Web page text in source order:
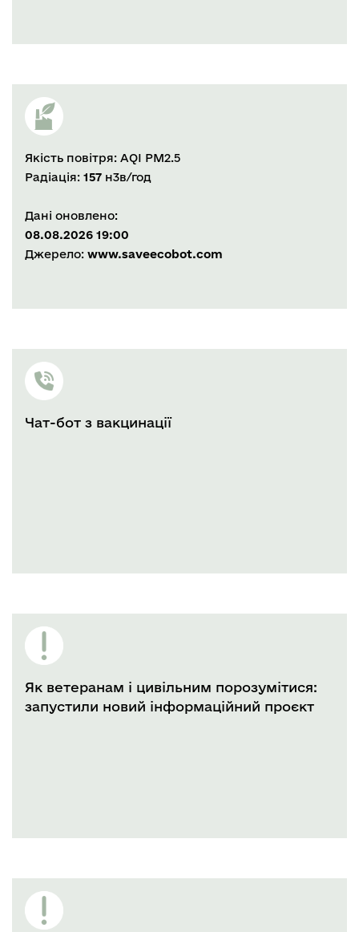
Якість повітря: AQI PM2.5
Радіація: 157 н3в/год
Дані оновлено:
08.08.2026 19:00
Джерело: www.saveecobot.com
Чат-бот з вакцинації
Як ветеранам і цивільним порозумітися:
запустили новий інформаційний проєкт